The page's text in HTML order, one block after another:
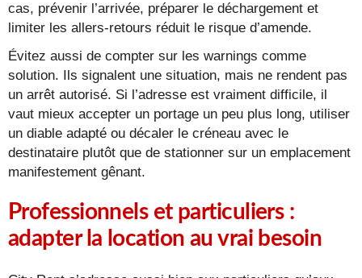
cas, prévenir l’arrivée, préparer le déchargement et
limiter les allers-retours réduit le risque d’amende.
Évitez aussi de compter sur les warnings comme
solution. Ils signalent une situation, mais ne rendent pas
un arrêt autorisé. Si l’adresse est vraiment difficile, il
vaut mieux accepter un portage un peu plus long, utiliser
un diable adapté ou décaler le créneau avec le
destinataire plutôt que de stationner sur un emplacement
manifestement gênant.
Professionnels et particuliers :
adapter la location au vrai besoin